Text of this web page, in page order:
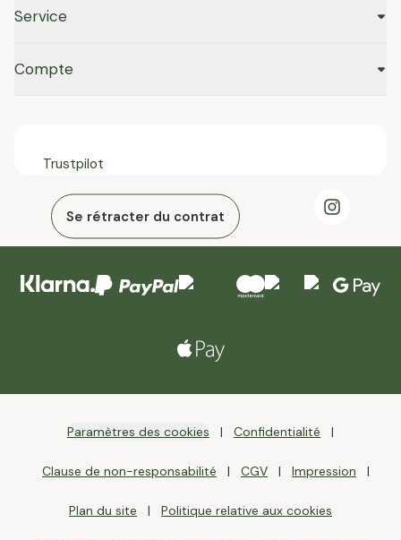
Service
Compte
Trustpilot
Se rétracter du contrat
Paramètres des cookies Confidentialité
Clause de non-responsabilité CGV Impression
Plan du site Politique relative aux cookies